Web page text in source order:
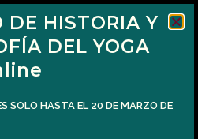
DE HISTORIA Y
DEL YOGA
SOLO HASTA EL 20 DE MARZO DE